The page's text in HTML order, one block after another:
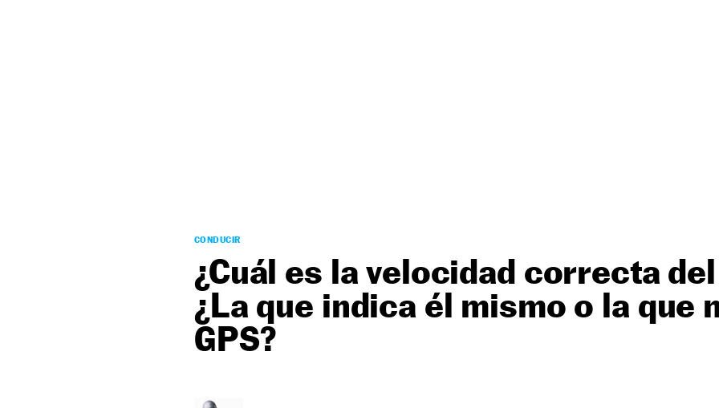
CONDUCIR
¿Cuál es la velocidad correcta
¿La que indica él mismo o la que
GPS?